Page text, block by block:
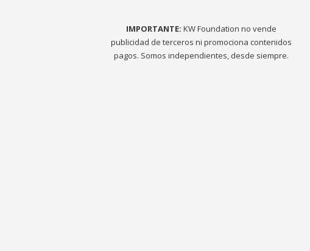
IMPORTANTE: KW Foundation no vende
publicidad de terceros ni promociona contenidos
pagos. Somos independientes, desde siempre.